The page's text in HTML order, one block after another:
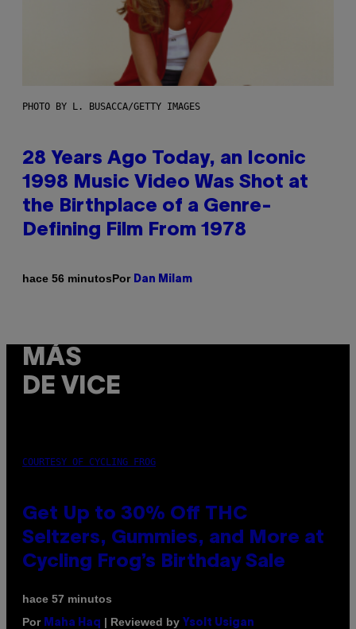
PHOTO BY L. BUSACCA/GETTY IMAGES
28 Years Ago Today, an Iconic
1998 Music Video Was Shot at
the Birthplace of a Genre-
Defining Film From 1978
hace 56 minutosPor Dan Milam
MÁS
DE VICE
COURTESY OF CYCLING FROG
Get Up to 30% Off THC
Seltzers, Gummies, and More at
Cycling Frog’s Birthday Sale
hace 57 minutos
Por Maha Haq | Reviewed by Ysolt Usigan